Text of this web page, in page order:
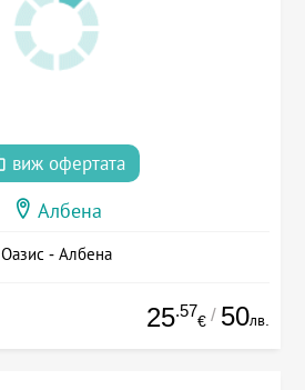
виж офертата
Албена
Оазис - Албена
25.57
€ / 50лв.